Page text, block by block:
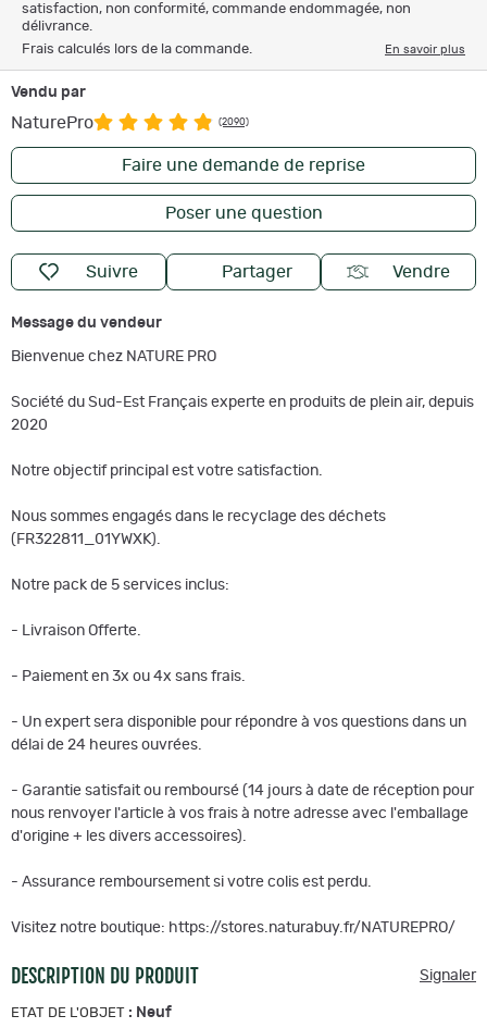
satisfaction, non conformité, commande endommagée, non
délivrance.
Frais calculés lors de la commande.
En savoir plus
Vendu par
NaturePro (2090)
Faire une demande de reprise
Poser une question
Suivre Partager Vendre
Message du vendeur
Bienvenue chez NATURE PRO
Société du Sud-Est Français experte en produits de plein air, depuis
2020
Notre objectif principal est votre satisfaction.
Nous sommes engagés dans le recyclage des déchets
(FR322811_01YWXK).
Notre pack de 5 services inclus:
- Livraison Offerte.
- Paiement en 3x ou 4x sans frais.
- Un expert sera disponible pour répondre à vos questions dans un
délai de 24 heures ouvrées.
- Garantie satisfait ou remboursé (14 jours à date de réception pour
nous renvoyer l'article à vos frais à notre adresse avec l'emballage
d'origine + les divers accessoires).
- Assurance remboursement si votre colis est perdu.
Visitez notre boutique: https://stores.naturabuy.fr/NATUREPRO/
DESCRIPTION DU PRODUIT Signaler
ETAT DE L'OBJET : Neuf